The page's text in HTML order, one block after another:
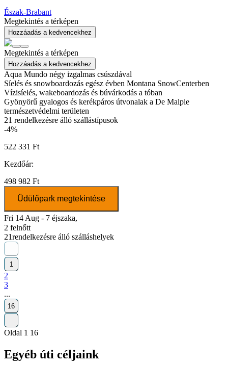
Észak-Brabant
Megtekintés a térképen
Hozzáadás a kedvencekhez
Megtekintés a térképen
Hozzáadás a kedvencekhez
Aqua Mundo négy izgalmas csúszdával
Síelés és snowboardozás egész évben Montana SnowCenterben
Vízisíelés, wakeboardozás és búvárkodás a tóban
Gyönyörű gyalogos és kerékpáros útvonalak a De Malpie
természetvédelmi területen
21 rendelkezésre álló szállástípusok
-4%
522 331 Ft
Kezdőár:
498 982 Ft
Üdülőpark megtekintése
Fri 14 Aug - 7 éjszaka,
2 felnőtt
21rendelkezésre álló szálláshelyek
1
2
3
...
16
Oldal 1 16
Egyéb úti céljaink